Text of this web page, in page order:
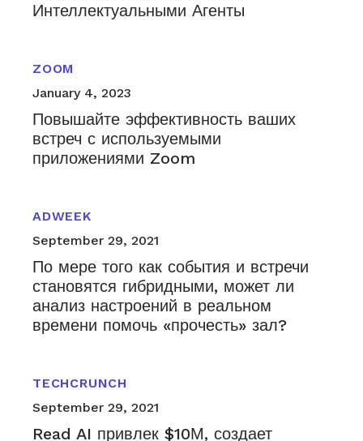
Интеллектуальными Агенты
ZOOM
January 4, 2023
Повышайте эффективность ваших
встреч с используемыми
приложениями Zoom
ADWEEK
September 29, 2021
По мере того как события и встречи
становятся гибридными, может ли
анализ настроений в реальном
времени помочь «прочесть» зал?
TECHCRUNCH
September 29, 2021
Read AI привлек $10М, создает